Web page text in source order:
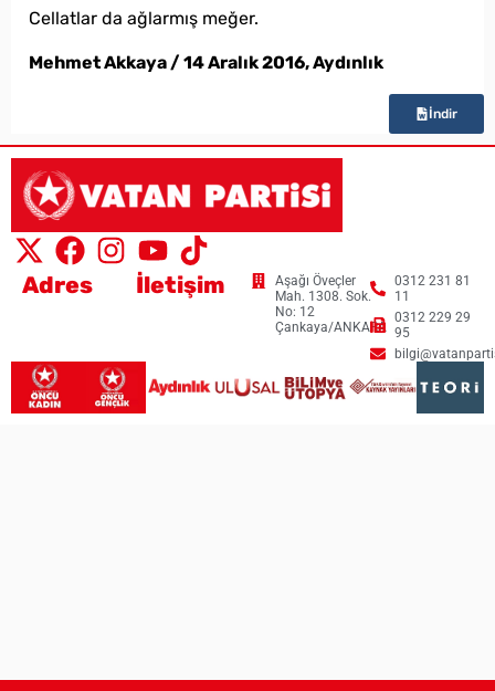
Cellatlar da ağlarmış meğer.
Mehmet Akkaya / 14 Aralık 2016, Aydınlık
İndir
Adres
Aşağı Öveçler
Mah. 1308. Sok.
No: 12
Çankaya/ANKARA
İletişim
0312 231 81
11
0312 229 29
95